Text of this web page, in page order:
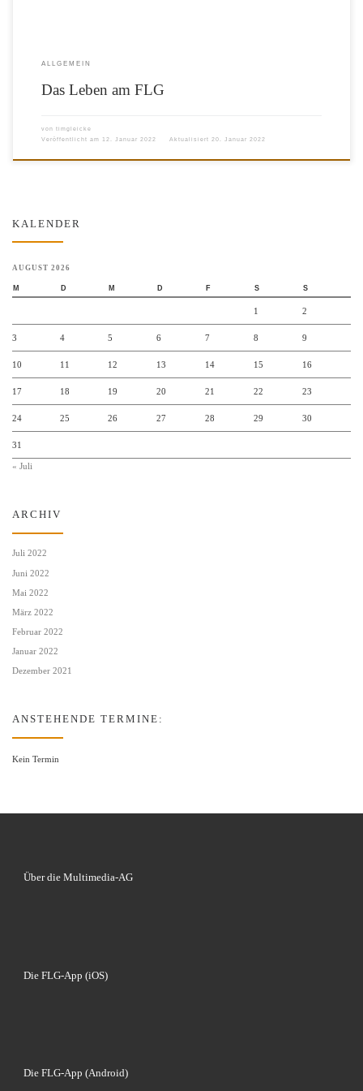
ALLGEMEIN
Das Leben am FLG
von timgleicke
Veröffentlicht am 12. Januar 2022 Aktualisiert 20. Januar 2022
KALENDER
AUGUST 2026
M D M D F S S
1 2
3 4 5 6 7 8 9
10 11 12 13 14 15 16
17 18 19 20 21 22 23
24 25 26 27 28 29 30
31
« Juli
ARCHIV
Juli 2022
Juni 2022
Mai 2022
März 2022
Februar 2022
Januar 2022
Dezember 2021
ANSTEHENDE TERMINE:
Kein Termin
Über die Multimedia-AG
Die FLG-App (iOS)
Die FLG-App (Android)